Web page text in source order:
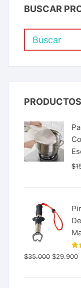
BUSCAR
PRODUCTOS
$
$35.000 $29.900